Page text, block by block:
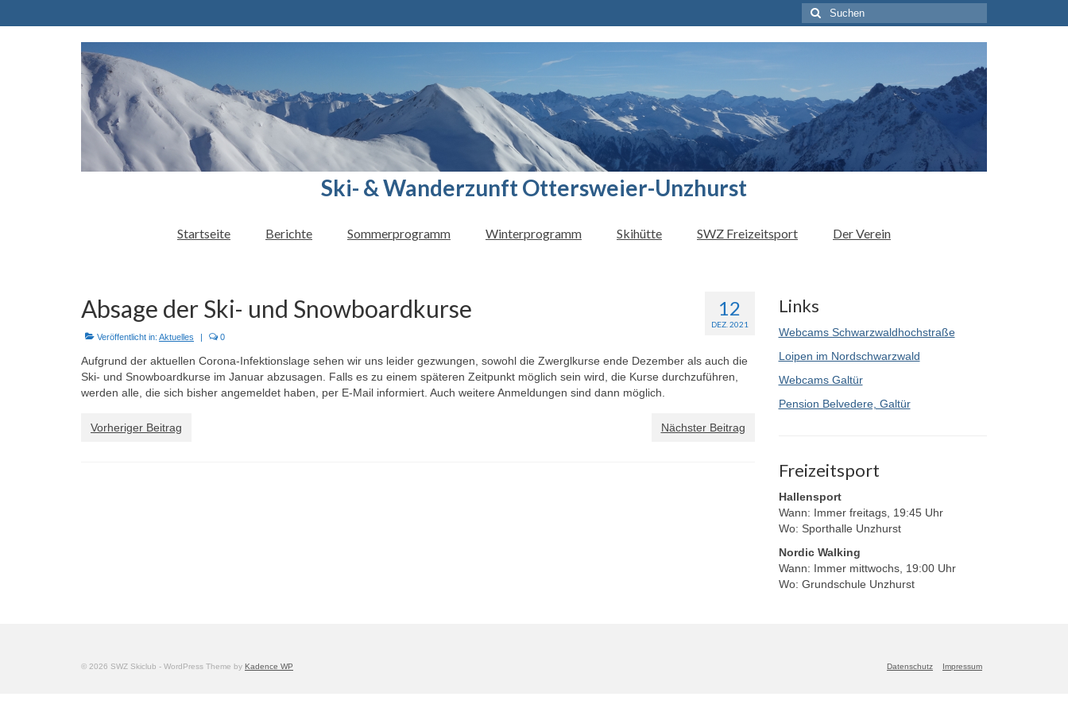
Suchen
nach:
Ski- & Wanderzunft Ottersweier-Unzhurst
Startseite Berichte Sommerprogramm Winterprogramm Skihütte SWZ Freizeitsport Der Verein
12
DEZ. 2021
Absage der Ski- und Snowboardkurse
Veröffentlicht in: Aktuelles 0
Aufgrund der aktuellen Corona-Infektionslage sehen wir uns leider gezwungen, sowohl die Zwerglkurse ende Dezember als auch die
Ski- und Snowboardkurse im Januar abzusagen. Falls es zu einem späteren Zeitpunkt möglich sein wird, die Kurse durchzuführen,
werden alle, die sich bisher angemeldet haben, per E-Mail informiert. Auch weitere Anmeldungen sind dann möglich.
Vorheriger Beitrag Nächster Beitrag
Links
Webcams Schwarzwaldhochstraße
Loipen im Nordschwarzwald
Webcams Galtür
Pension Belvedere, Galtür
Freizeitsport
Hallensport
Wann: Immer freitags, 19:45 Uhr
Wo: Sporthalle Unzhurst
Nordic Walking
Wann: Immer mittwochs, 19:00 Uhr
Wo: Grundschule Unzhurst
Datenschutz Impressum
© 2026 SWZ Skiclub - WordPress Theme by Kadence WP